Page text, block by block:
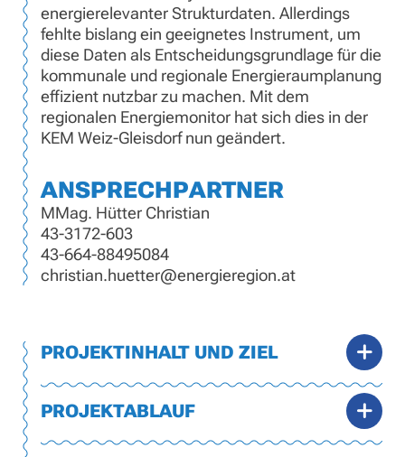
energierelevanter Strukturdaten. Allerdings
fehlte bislang ein geeignetes Instrument, um
diese Daten als Entscheidungsgrundlage für die
kommunale und regionale Energieraumplanung
effizient nutzbar zu machen. Mit dem
regionalen Energiemonitor hat sich dies in der
KEM Weiz-Gleisdorf nun geändert.
ANSPRECHPARTNER
MMag. Hütter Christian
43-3172-603
43-664-88495084
christian.huetter@energieregion.at
PROJEKTINHALT UND ZIEL
PROJEKTABLAUF